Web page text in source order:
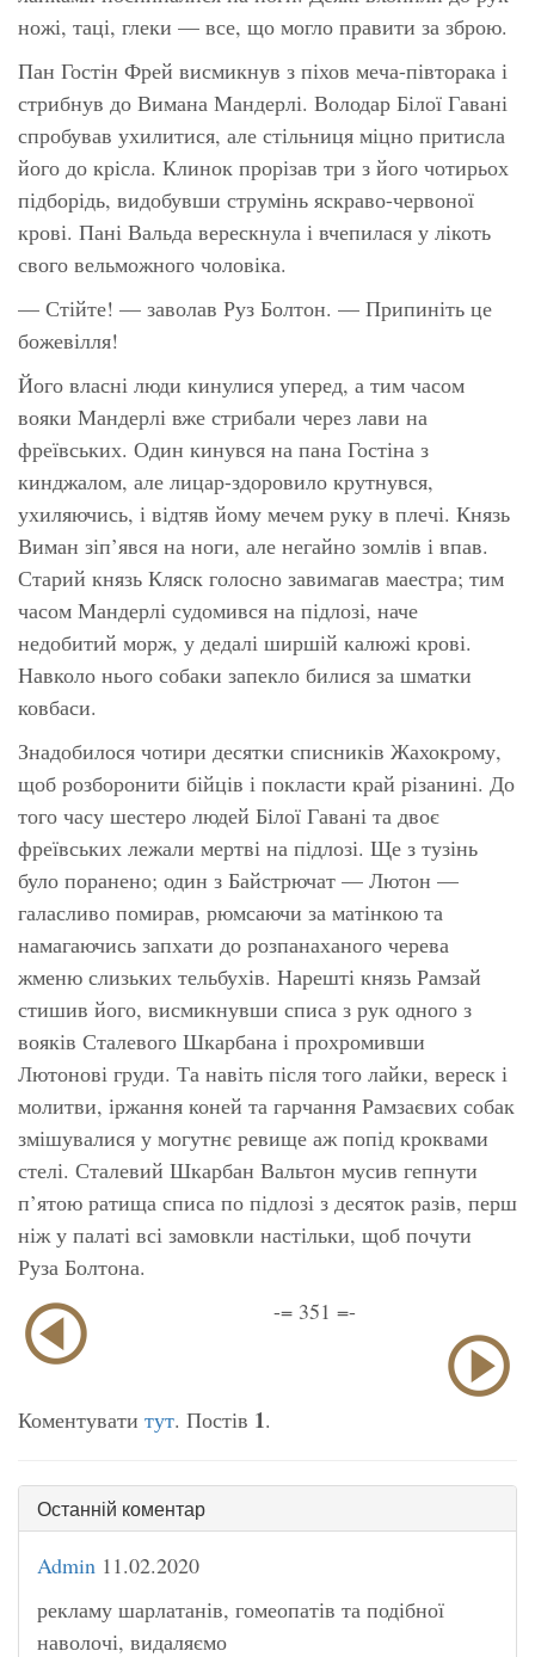
ножі, таці, глеки — все, що могло правити за зброю.
Пан Гостін Фрей висмикнув з піхов меча-півторака і
стрибнув до Вимана Мандерлі. Володар Білої Гавані
спробував ухилитися, але стільниця міцно притисла
його до крісла. Клинок прорізав три з його чотирьох
підборідь, видобувши струмінь яскраво-червоної
крові. Пані Вальда верескнула і вчепилася у лікоть
свого вельможного чоловіка.
— Стійте! — заволав Руз Болтон. — Припиніть це
божевілля!
Його власні люди кинулися уперед, а тим часом
вояки Мандерлі вже стрибали через лави на
фреївських. Один кинувся на пана Гостіна з
кинджалом, але лицар-здоровило крутнувся,
ухиляючись, і відтяв йому мечем руку в плечі. Князь
Виман зіп’явся на ноги, але негайно зомлів і впав.
Старий князь Кляск голосно завимагав маестра; тим
часом Мандерлі судомився на підлозі, наче
недобитий морж, у дедалі ширшій калюжі крові.
Навколо нього собаки запекло билися за шматки
ковбаси.
Знадобилося чотири десятки списників Жахокрому,
щоб розборонити бійців і покласти край різанині. До
того часу шестеро людей Білої Гавані та двоє
фреївських лежали мертві на підлозі. Ще з тузінь
було поранено; один з Байстрючат — Лютон —
галасливо помирав, рюмсаючи за матінкою та
намагаючись запхати до розпанаханого черева
жменю слизьких тельбухів. Нарешті князь Рамзай
стишив його, висмикнувши списа з рук одного з
вояків Сталевого Шкарбана і прохромивши
Лютонові груди. Та навіть після того лайки, вереск і
молитви, іржання коней та гарчання Рамзаєвих собак
змішувалися у могутнє ревище аж попід кроквами
стелі. Сталевий Шкарбан Вальтон мусив гепнути
п’ятою ратища списа по підлозі з десяток разів, перш
ніж у палаті всі замовкли настільки, щоб почути
Руза Болтона.
-= 351 =-
Коментувати тут. Постів 1.
Останній коментар
Admin 11.02.2020
рекламу шарлатанів, гомеопатів та подібної
наволочі, видаляємо